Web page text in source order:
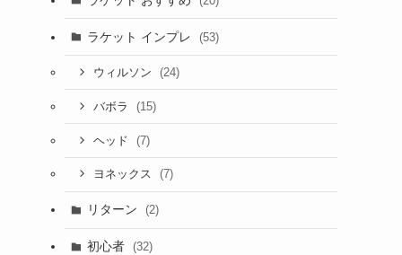
ラケット インプレ (53)
ウィルソン (24)
バボラ (15)
ヘッド (7)
ヨネックス (7)
リターン (2)
初心者 (32)